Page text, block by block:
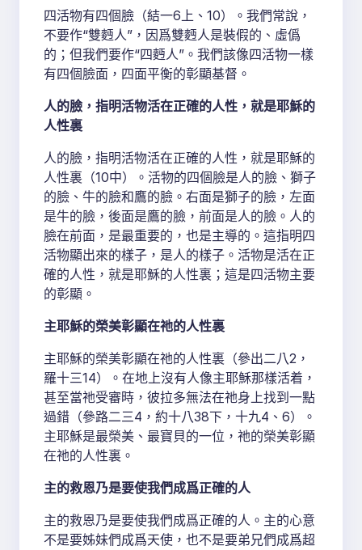
四活物有四個臉（結一6上、10）。我們常說，
不要作“雙麪人”，因爲雙麪人是裝假的、虛僞
的；但我們要作“四麪人”。我們該像四活物一樣
有四個臉面，四面平衡的彰顯基督。
人的臉，指明活物活在正確的人性，就是耶穌的
人性裏
人的臉，指明活物活在正確的人性，就是耶穌的
人性裏（10中）。活物的四個臉是人的臉、獅子
的臉、牛的臉和鷹的臉。右面是獅子的臉，左面
是牛的臉，後面是鷹的臉，前面是人的臉。人的
臉在前面，是最重要的，也是主導的。這指明四
活物顯出來的樣子，是人的樣子。活物是活在正
確的人性，就是耶穌的人性裏；這是四活物主要
的彰顯。
主耶穌的榮美彰顯在祂的人性裏
主耶穌的榮美彰顯在祂的人性裏（參出二八2，
羅十三14）。在地上沒有人像主耶穌那樣活着，
甚至當祂受審時，彼拉多無法在祂身上找到一點
過錯（參路二三4，約十八38下，十九4、6）。
主耶穌是最榮美、最寶貝的一位，祂的榮美彰顯
在祂的人性裏。
主的救恩乃是要使我們成爲正確的人
主的救恩乃是要使我們成爲正確的人。主的心意
不是要姊妹們成爲天使，也不是要弟兄們成爲超